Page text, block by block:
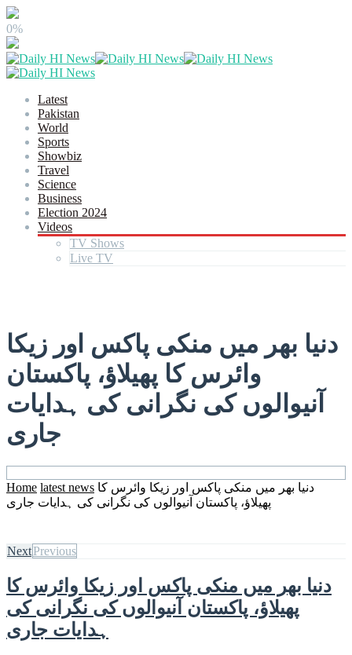
0%
Latest
Pakistan
World
Sports
Showbiz
Travel
Science
Business
Election 2024
Videos
TV Shows
Live TV
دنیا بھر میں منکی پاکس اور زیکا
وائرس کا پھیلاؤ، پاکستان
آنیوالوں کی نگرانی کی ہدایات
جاری
Home latest news دنیا بھر میں منکی پاکس اور زیکا وائرس کا
پھیلاؤ، پاکستان آنیوالوں کی نگرانی کی ہدایات جاری
NextPrevious
دنیا بھر میں منکی پاکس اور زیکا وائرس کا
پھیلاؤ، پاکستان آنیوالوں کی نگرانی کی
ہدایات جاری